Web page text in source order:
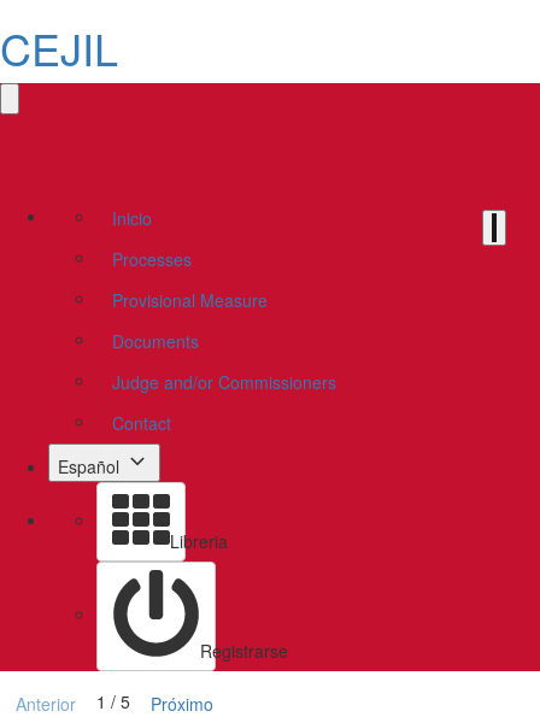
CEJIL
Inicio
Processes
Provisional Measure
Documents
Judge and/or Commissioners
Contact
Español
Libreria
Registrarse
Anterior 1 / 5
Próximo